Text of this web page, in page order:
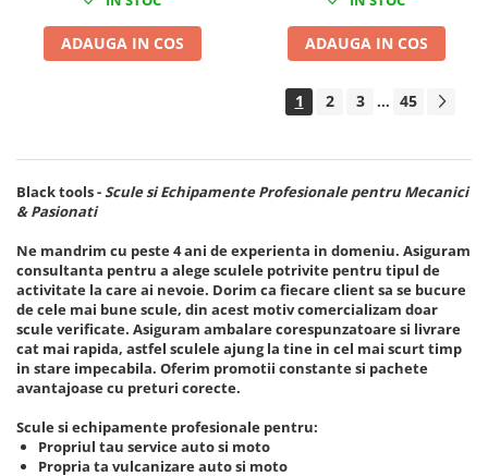
Masini de echilibrat roti
ADAUGA IN COS ADAUGA IN COS
1 2 3 ... 45
Black tools-Scule si Echipamente Profesionale pentru Mecanici
& Pasionati
Ne mandrim cu peste 4 ani de experienta in domeniu. Asiguram
consultanta pentru a alege sculele potrivite pentru tipul de
activitate la care ai nevoie. Dorim ca fiecare client sa se bucure
de cele mai bune scule, din acest motiv comercializam doar
scule verificate. Asiguram ambalare corespunzatoare si livrare
cat mai rapida, astfel sculele ajung la tine in cel mai scurt timp
in stare impecabila. Oferim promotii constante si pachete
avantajoase cu preturi corecte.
Scule si echipamente profesionale pentru:
Propriul tau service auto si moto
Propria ta vulcanizare auto si moto